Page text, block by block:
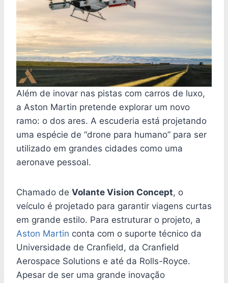
Além de inovar nas pistas com carros de luxo,
a Aston Martin pretende explorar um novo
ramo: o dos ares. A escuderia está projetando
uma espécie de “drone para humano” para ser
utilizado em grandes cidades como uma
aeronave pessoal.
Chamado de Volante Vision Concept, o
veículo é projetado para garantir viagens curtas
em grande estilo. Para estruturar o projeto, a
Aston Martin conta com o suporte técnico da
Universidade de Cranfield, da Cranfield
Aerospace Solutions e até da Rolls-Royce.
Apesar de ser uma grande inovação